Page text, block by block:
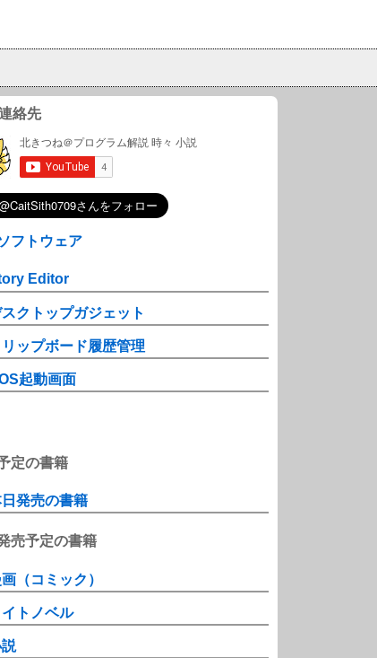
絡先
フトウェア
Editor
クトップガジェット
リップボード履歴管理
起動画面
定の書籍
発売の書籍
売予定の書籍
（コミック）
トノベル